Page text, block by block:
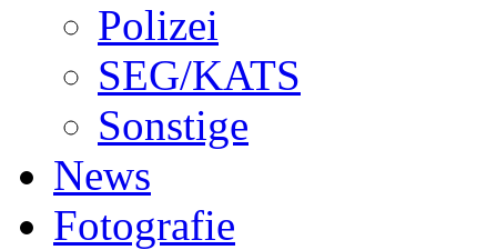
Polizei
SEG/KATS
Sonstige
News
Fotografie